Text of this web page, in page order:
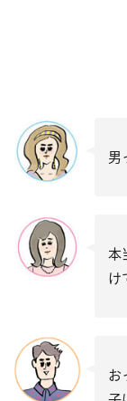
男
本
け
お